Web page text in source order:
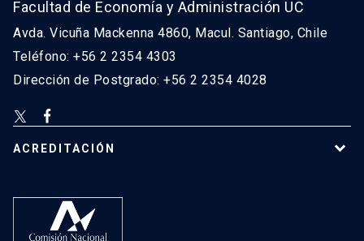
Facultad de Economía y Administración UC
Avda. Vicuña Mackenna 4860, Macul. Santiago, Chile
Teléfono: +56 2 2354 4303
Dirección de Postgrado: +56 2 2354 4028
ACREDITACIÓN